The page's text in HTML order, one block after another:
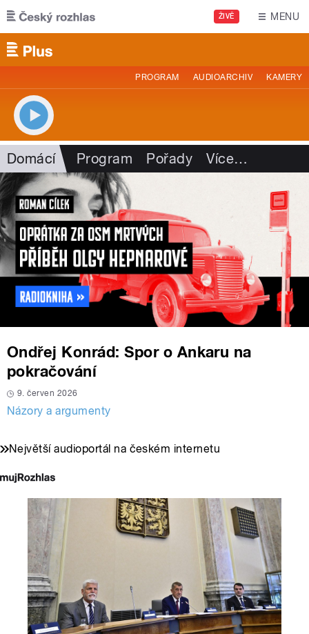
Přejít k hlavnímu obsahu
ŽIVĚ MENU
PROGRAM AUDIOARCHIV KAMERY
Domácí Program Pořady Více…
Ondřej Konrád: Spor o Ankaru na
pokračování
9. červen 2026
Názory a argumenty
Největší audioportál na českém internetu